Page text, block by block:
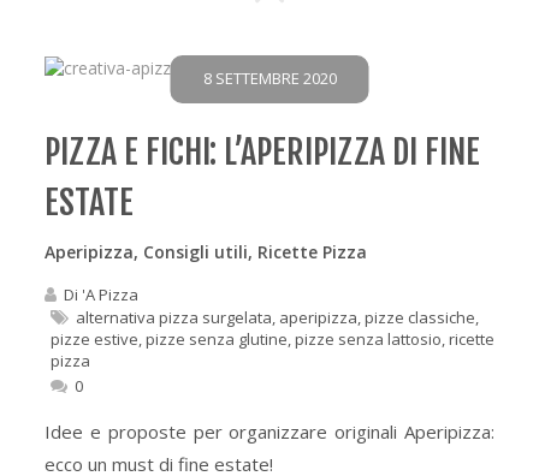
8 SETTEMBRE 2020
PIZZA E FICHI: L’APERIPIZZA DI FINE
ESTATE
Aperipizza, Consigli utili, Ricette Pizza
Di 'A Pizza
alternativa pizza surgelata, aperipizza,pizze classiche,
pizze estive,pizze senza glutine,pizze senza lattosio,ricette
pizza
0
Idee e proposte per organizzare originali Aperipizza:
ecco un must di fine estate!